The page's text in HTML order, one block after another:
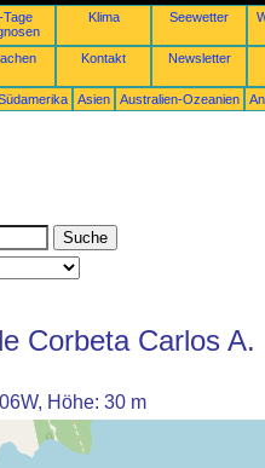
Tage
Klima Seewetter
Kontakt Newsletter
Asien Australien-Ozeanien
Corbeta Carlos A.
Höhe: 30 m